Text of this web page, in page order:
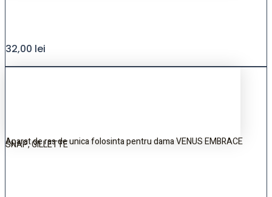
32,00 lei
Aparat de ras de unica folosinta pentru dama VENUS EMBRACE
SNAP, GILLETTE